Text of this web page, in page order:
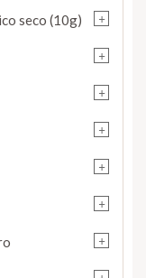
+
seco (10g)
+
+
+
+
+
+